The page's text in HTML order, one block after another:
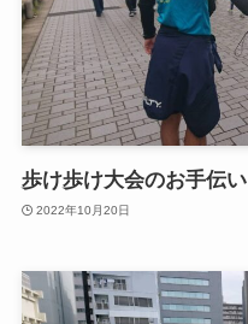
歩け歩け大会のお手伝い
2022年10月20日